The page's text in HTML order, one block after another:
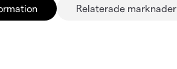
Relaterade marknader